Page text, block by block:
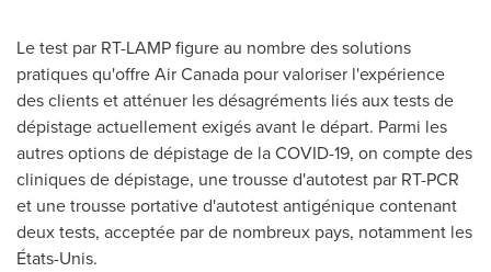
Le test par RT-LAMP figure au nombre des solutions
pratiques qu'offre Air Canada pour valoriser l'expérience
des clients et atténuer les désagréments liés aux tests de
dépistage actuellement exigés avant le départ. Parmi les
autres options de dépistage de la COVID-19, on compte des
cliniques de dépistage, une trousse d'autotest par RT-PCR
et une trousse portative d'autotest antigénique contenant
deux tests, acceptée par de nombreux pays, notamment les
États-Unis.